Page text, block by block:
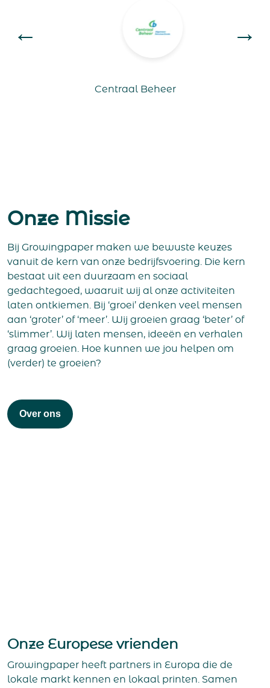
← →
Centraal Beheer
Onze Missie
Bij Growingpaper maken we bewuste keuzes
vanuit de kern van onze bedrijfsvoering. Die kern
bestaat uit een duurzaam en sociaal
gedachtegoed, waaruit wij al onze activiteiten
laten ontkiemen. Bij ‘groei’ denken veel mensen
aan ‘groter’ of ‘meer’. Wij groeien graag ‘beter’ of
‘slimmer’. Wij laten mensen, ideeën en verhalen
graag groeien. Hoe kunnen we jou helpen om
(verder) te groeien?
Over ons
Onze Europese vrienden
Growingpaper heeft partners in Europa die de
lokale markt kennen en lokaal printen. Samen